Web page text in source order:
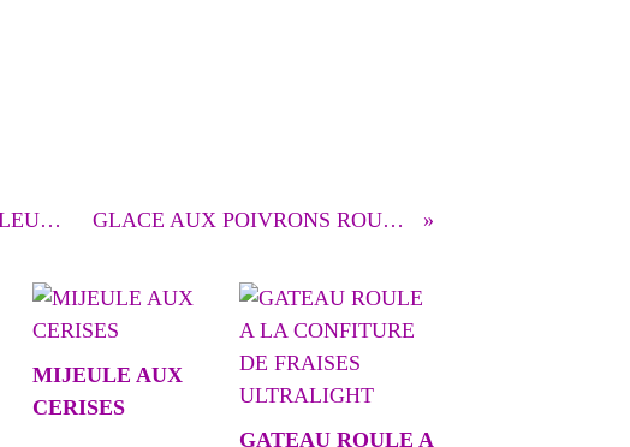
LA BAMBOUSERAIE D'ANDUZE et FLEUR DE THE DE MON PARTENAIRE EDELICES GLACE AUX POIVRONS ROUGES ET VINAIGRE BALSAMIQUE
MIJEULE AUX
CERISES
GATEAU ROULE A